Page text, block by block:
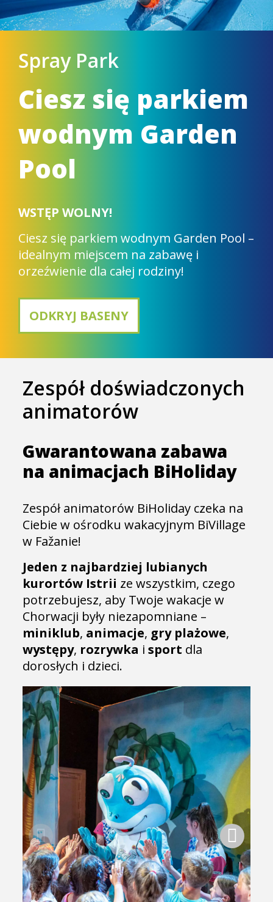
Spray Park
Ciesz się parkiem
wodnym Garden
Pool
WSTĘP WOLNY!
Ciesz się parkiem wodnym Garden Pool –
idealnym miejscem na zabawę i
orzeźwienie dla całej rodziny!
ODKRYJ BASENY
Zespół doświadczonych
animatorów
Gwarantowana zabawa
na animacjach BiHoliday
Zespół animatorów BiHoliday czeka na
Ciebie w ośrodku wakacyjnym BiVillage
w Fažanie!
Jeden z najbardziej lubianych
kurortów Istrii ze wszystkim, czego
potrzebujesz, aby Twoje wakacje w
Chorwacji były niezapomniane –
miniklub, animacje, gry plażowe,
występy, rozrywka isport dla
dorosłych i dzieci.